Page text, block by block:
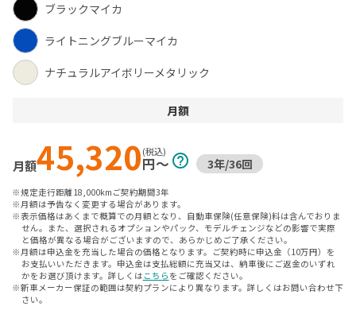
ブラックマイカ
ライトニングブルーマイカ
ナチュラルアイボリーメタリック
月額
月額45,320円〜
(税込) help_outline 3年/36回
※規定走行距離18,000kmご契約期間3年
※月額は予告なく変更する場合があります。
※表示価格はあくまで概算での月額となり、自動車保険(任意保険)料は含んでおりま
せん。また、選択されるオプションやパック、モデルチェンジなどの影響で実際
と価格が異なる場合がございますので、あらかじめご了承ください。
※月額は申込金を充当した場合の価格となります。ご契約時に申込金（10万円）を
お支払いいただきます。申込金は支払総額に充当又は、納車後にご返金のいずれ
かをお選び頂けます。詳しくは こちら をご確認ください。
※新車メーカー保証の範囲は契約プランにより異なります。詳しくはお問い合わせ下
さい。